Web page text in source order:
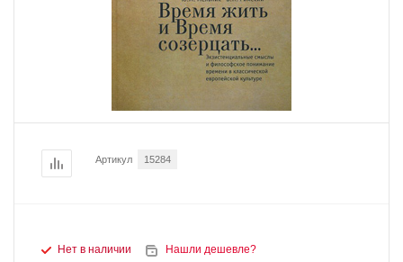
Артикул 15284
Нет в наличии Нашли дешевле?